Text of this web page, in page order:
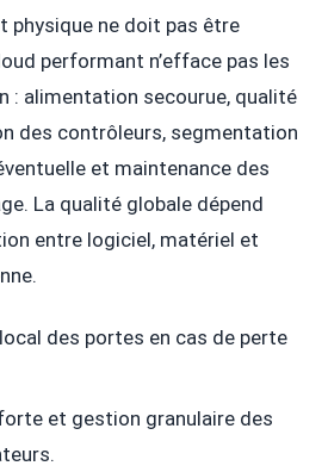
physique ne doit pas être
performant n’efface pas les
: alimentation secourue, qualité
des contrôleurs, segmentation
et maintenance des
La qualité globale dépend
entre logiciel, matériel et
des portes en cas de perte
et gestion granulaire des